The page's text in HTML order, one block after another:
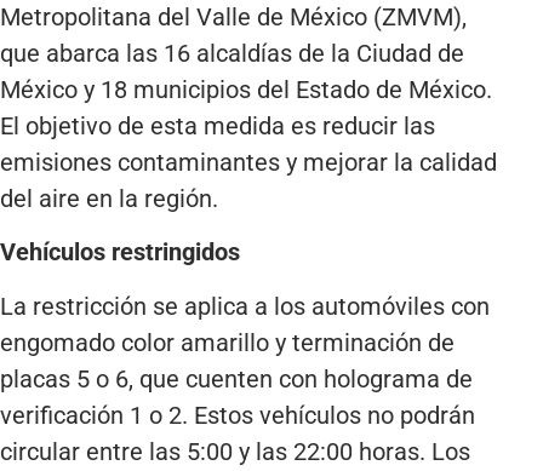
Metropolitana del Valle de México (ZMVM),
que abarca las 16 alcaldías de la Ciudad de
México y 18 municipios del Estado de México.
El objetivo de esta medida es reducir las
emisiones contaminantes y mejorar la calidad
del aire en la región.
Vehículos restringidos
La restricción se aplica a los automóviles con
engomado color amarillo y terminación de
placas 5 o 6, que cuenten con holograma de
verificación 1 o 2. Estos vehículos no podrán
circular entre las 5:00 y las 22:00 horas. Los